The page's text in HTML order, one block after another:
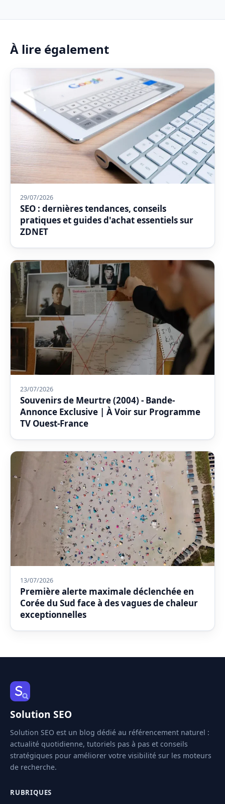
À lire également
29/07/2026
SEO : dernières tendances, conseils
pratiques et guides d'achat essentiels sur
ZDNET
23/07/2026
Souvenirs de Meurtre (2004) - Bande-
Annonce Exclusive | À Voir sur Programme
TV Ouest-France
13/07/2026
Première alerte maximale déclenchée en
Corée du Sud face à des vagues de chaleur
exceptionnelles
Solution SEO
Solution SEO est un blog dédié au référencement naturel :
actualité quotidienne, tutoriels pas à pas et conseils
stratégiques pour améliorer votre visibilité sur les moteurs
de recherche.
RUBRIQUES